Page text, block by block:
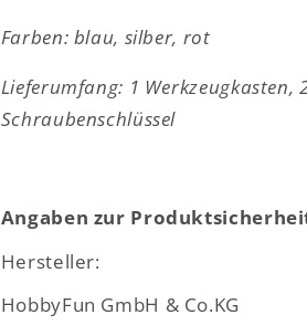
Farben: blau, silber, rot
Lieferumfang: 1 Werkzeugkasten,
Schraubenschlüssel
Angaben zur
Hersteller:
HobbyFun GmbH & Co.KG